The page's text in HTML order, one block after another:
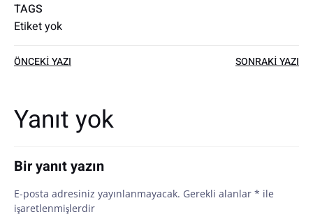
TAGS
Etiket yok
Yazı
dolaşımı
ÖNCEKI YAZI SONRAKI YAZI
Yanıt yok
Bir yanıt yazın
E-posta adresiniz yayınlanmayacak. Gerekli alanlar * ile
işaretlenmişlerdir